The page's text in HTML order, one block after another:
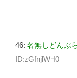
46: 名無しどんぶ
ID:zGfnjlWH0